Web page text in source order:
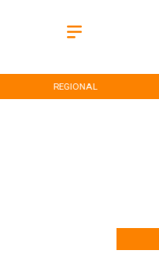
REGIONAL